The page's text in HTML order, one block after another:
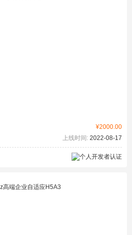
¥2000.00
上线时间: 2022-08-17